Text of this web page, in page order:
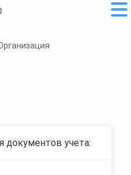
документов учета: